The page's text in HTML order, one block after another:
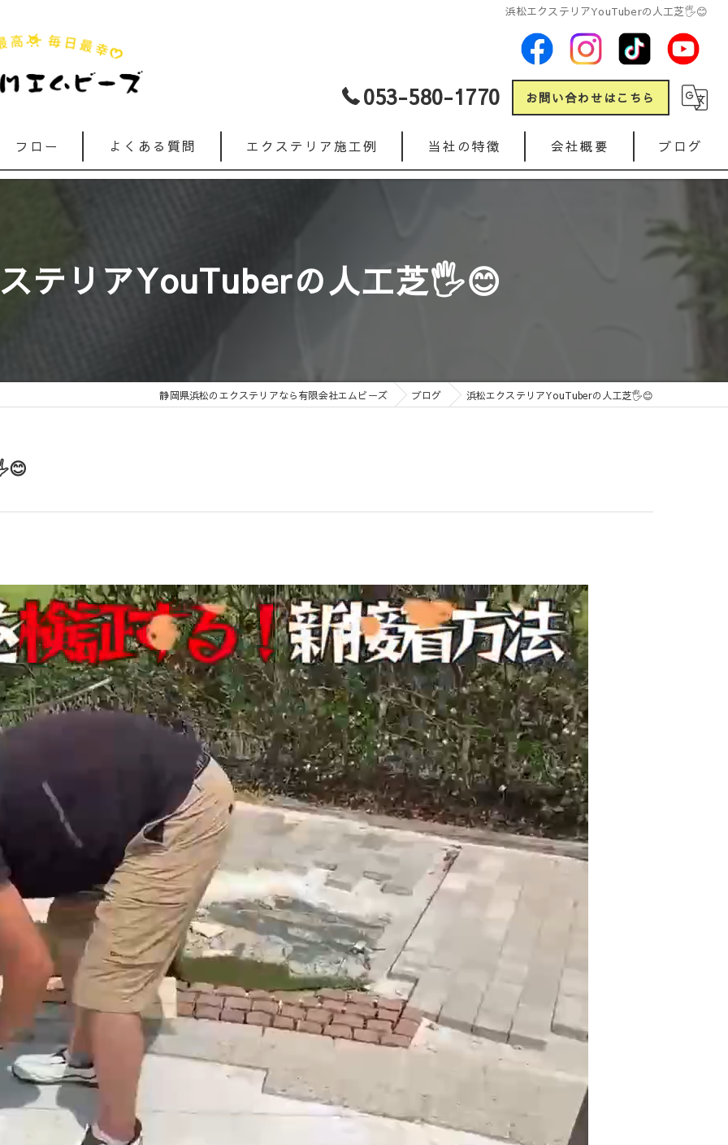
浜松エクステリアYouTuberの人工芝🖐️😊
053-580-1770 お問い合わせはこちら
フロー よくある質問 エクステリア施工例 当社の特徴
ガレージ
会社概要 ブログ
テリアYouTuberの人工芝🖐️😊
静岡県浜松のエクステリアなら有限会社エムビーズ ブログ 浜松エクステリアYouTuberの人工芝🖐️😊